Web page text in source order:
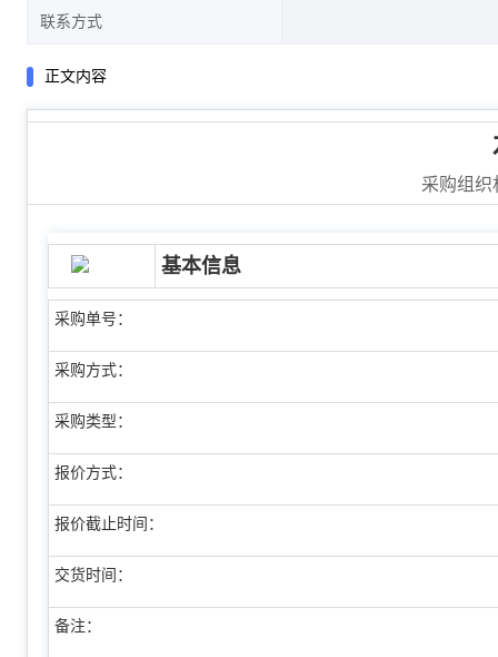
联系方式
正文内容
采购组织
基本信息
采购单号：
采购方式：
采购类型：
报价方式：
报价截止时间：
交货时间：
备注：